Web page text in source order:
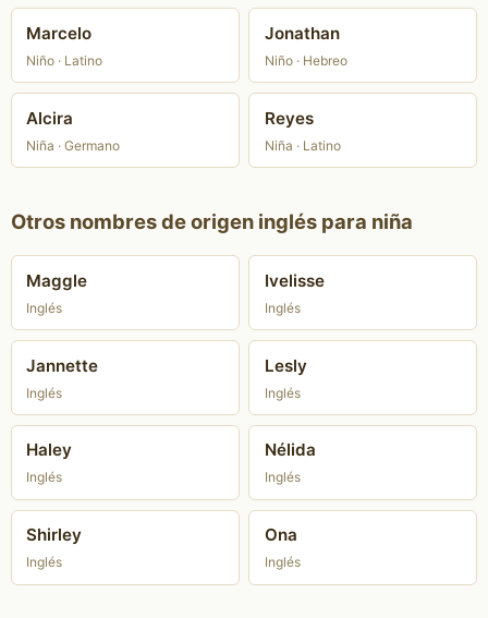
Marcelo
Niño · Latino
Jonathan
Niño · Hebreo
Alcira
Niña · Germano
Reyes
Niña · Latino
Otros nombres de origen inglés para niña
Maggle
Inglés
Ivelisse
Inglés
Jannette
Inglés
Lesly
Inglés
Haley
Inglés
Nélida
Inglés
Shirley
Inglés
Ona
Inglés